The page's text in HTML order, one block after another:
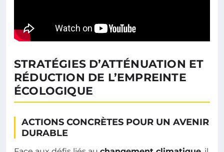
STRATÉGIES D’ATTÉNUATION ET
RÉDUCTION DE L’EMPREINTE
ÉCOLOGIQUE
ACTIONS CONCRÈTES POUR UN AVENIR
DURABLE